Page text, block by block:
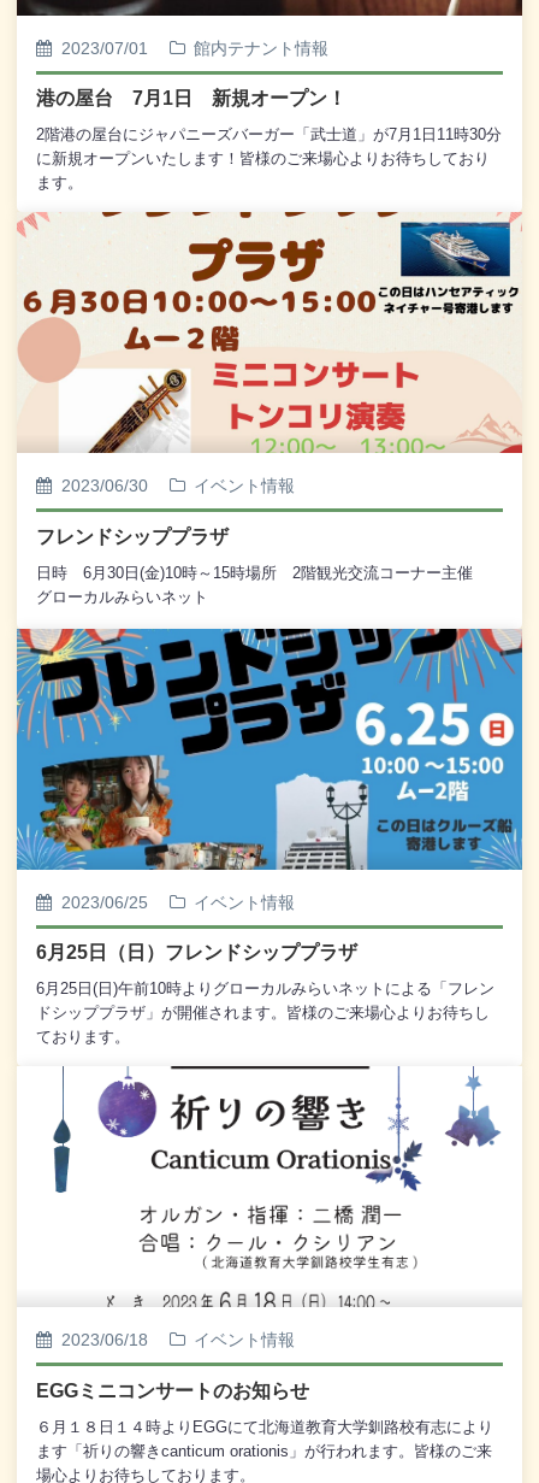
2023/07/01 館内テナント情報
港の屋台 7月1日 新規オープン！
2階港の屋台にジャパニーズバーガー「武士道」が7月1日11時30分
に新規オープンいたします！皆様のご来場心よりお待ちしており
ます。
2023/06/30 イベント情報
フレンドシッププラザ
日時 6月30日(金)10時～15時場所 2階観光交流コーナー主催
グローカルみらいネット
2023/06/25 イベント情報
6月25日（日）フレンドシッププラザ
6月25日(日)午前10時よりグローカルみらいネットによる「フレン
ドシッププラザ」が開催されます。皆様のご来場心よりお待ちし
ております。
2023/06/18 イベント情報
EGGミニコンサートのお知らせ
６月１８日１４時よりEGGにて北海道教育大学釧路校有志により
ます「祈りの響きcanticum orationis」が行われます。皆様のご来
場心よりお待ちしております。